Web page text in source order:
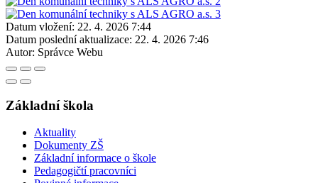
Datum vložení: 22. 4. 2026 7:44
Datum poslední aktualizace: 22. 4. 2026 7:46
Autor: Správce Webu
Základní škola
Aktuality
Dokumenty ZŠ
Základní informace o škole
Pedagogičtí pracovníci